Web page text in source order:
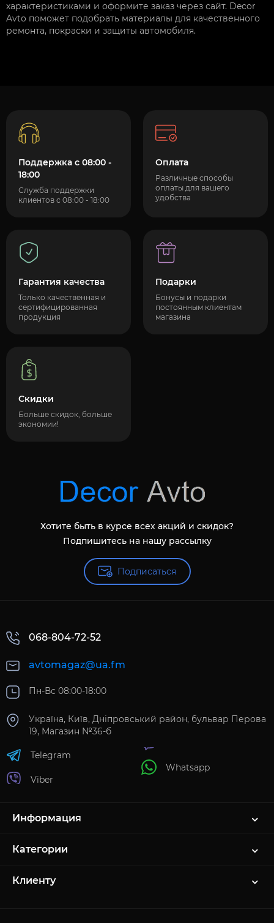
характеристиками и оформите заказ через сайт. Decor
Avto поможет подобрать материалы для качественного
ремонта, покраски и защиты автомобиля.
Поддержка с 08:00 -
18:00
Служба поддержки
клиентов с 08:00 - 18:00
Оплата
Различные способы
оплаты для вашего
удобства
Гарантия качества
Только качественная и
сертифицированная
продукция
Подарки
Бонусы и подарки
постоянным клиентам
магазина
Скидки
Больше скидок, больше
экономии!
Хотите быть в курсе всех акций и скидок?
Подпишитесь на нашу рассылку
Подписаться
068-804-72-52
avtomagaz@ua.fm
Пн-Вс 08:00-18:00
Україна, Київ, Дніпровський район, бульвар Перова
19, Магазин №36-б
Telegram
Viber
Whatsapp
Информация
Категории
Клиенту